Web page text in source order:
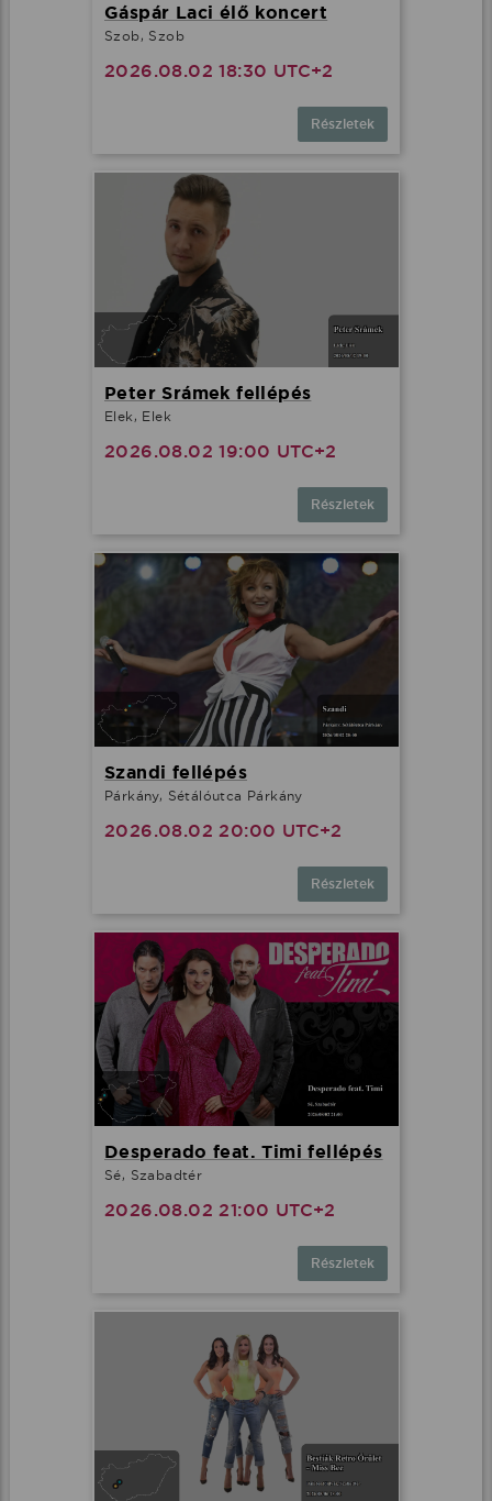
Gáspár Laci élő koncert
Szob, Szob
2026.08.02 18:30 UTC+2
Részletek
Peter Srámek fellépés
Elek, Elek
2026.08.02 19:00 UTC+2
Részletek
Szandi fellépés
Párkány, Sétálóutca Párkány
2026.08.02 20:00 UTC+2
Részletek
Desperado feat. Timi fellépés
Sé, Szabadtér
2026.08.02 21:00 UTC+2
Részletek